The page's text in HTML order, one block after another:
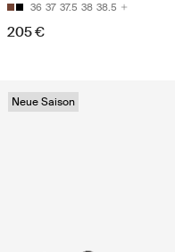
36 37 37.5 38 38.5
205 €
Neue Saison